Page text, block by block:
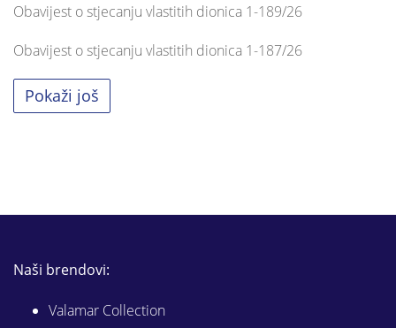
Obavijest o stjecanju vlastitih dionica 1-189/26
Obavijest o stjecanju vlastitih dionica 1-187/26
Pokaži još
Naši brendovi:
Valamar Collection